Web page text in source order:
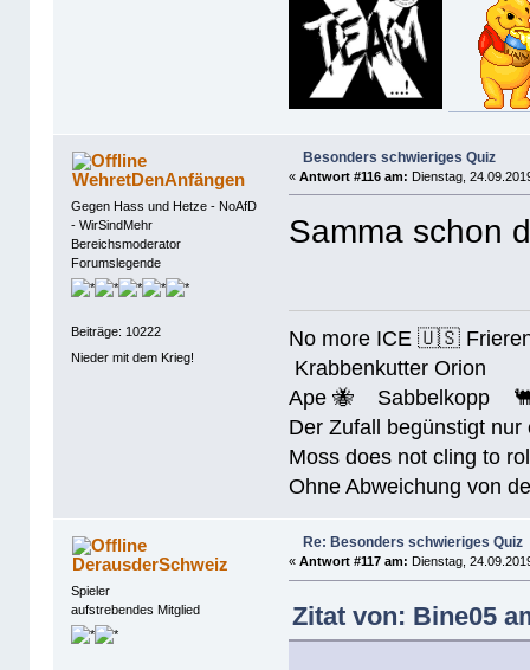
WehretDenAnfängen
Gegen Hass und Hetze - NoAfD
- WirSindMehr
Bereichsmoderator
Forumslegende
Beiträge: 10222
Nieder mit dem Krieg!
Besonders schwieriges Quiz
«Antwort #116 am: Dienstag,
Samma schon
No more ICE 🇺🇸
Krabbenkutter Orion
Ape 🐝 Sabbelkopp
Der Zufall begünstigt
Moss does not cling to
Ohne Abweichung von
DerausderSchweiz
Spieler
aufstrebendes Mitglied
Re: Besonders schwieriges Quiz
«Antwort #117 am: Dienstag,
Zitat von: Bine05